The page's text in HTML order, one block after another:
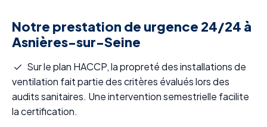
Notre prestation de urgence 24/24 à
Asnières-sur-Seine
Sur le plan HACCP, la propreté des installations de
ventilation fait partie des critères évalués lors des
audits sanitaires. Une intervention semestrielle facilite
la certification.